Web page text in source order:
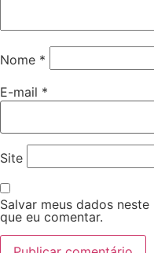
Nome *
E-mail *
Site
Salvar meus dados
que eu comentar.